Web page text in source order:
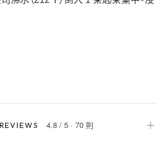
REVIEWS 4.8 /5 ·70 則 ＋